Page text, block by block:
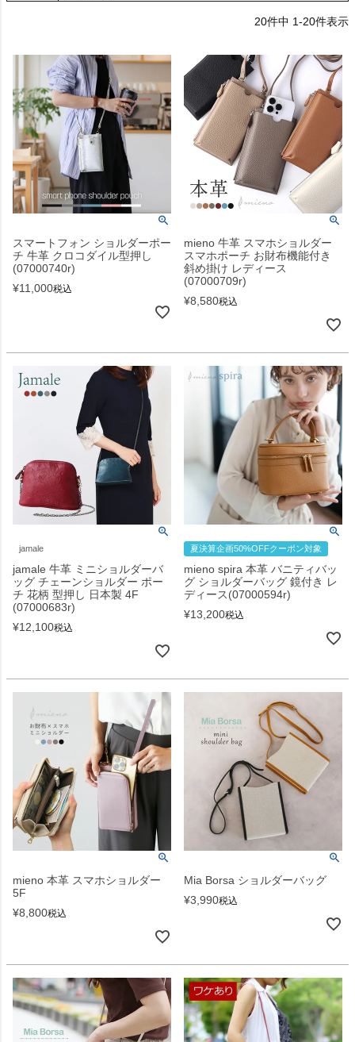
20件中 1-20件表示
スマートフォン ショルダーポー
チ 牛革 クロコダイル型押し
(07000740r)
¥11,000税込
mieno 牛革 スマホショルダー
スマホポーチ お財布機能付き
斜め掛け レディース
(07000709r)
¥8,580税込
jamale
jamale 牛革 ミニショルダーバ
ッグ チェーンショルダー ポー
チ 花柄 型押し 日本製 4F
(07000683r)
¥12,100税込
夏決算企画50%OFFクーポン対象
mieno spira 本革 バニティバッ
グ ショルダーバッグ 鏡付き レ
ディース(07000594r)
¥13,200税込
mieno 本革 スマホショルダー
5F
¥8,800税込
Mia Borsa ショルダーバッグ
¥3,990税込